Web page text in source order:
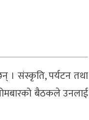
। संस्कृति, पर्यटन तथा
बैठकले उनलाई